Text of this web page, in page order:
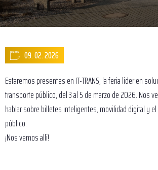
09. 02. 2026
Estaremos presentes en IT-TRANS, la feria líder en
transporte público, del 3 al 5 de marzo de 2026. Nos
hablar sobre billetes inteligentes, movilidad digital y
público.
¡Nos vemos allí!